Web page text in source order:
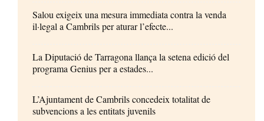
Salou exigeix una mesura immediata contra la venda
il·legal a Cambrils per aturar l’efecte...
La Diputació de Tarragona llança la setena edició del
programa Genius per a estades...
L’Ajuntament de Cambrils concedeix totalitat de
subvencions a les entitats juvenils